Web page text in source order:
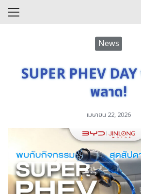
Skip
News
SUPER PHEV
พลาด!
เมษายน 22, 2026